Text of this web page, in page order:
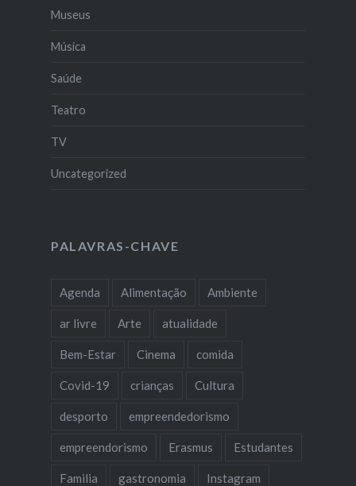
Museus
Música
Saúde
Teatro
TV
Uncategorized
PALAVRAS-CHAVE
Agenda Alimentação Ambiente
ar livre Arte atualidade
Bem-Estar Cinema comida
Covid-19 crianças Cultura
desporto empreendedorismo
empreendorismo Erasmus Estudantes
Familia gastronomia Instagram